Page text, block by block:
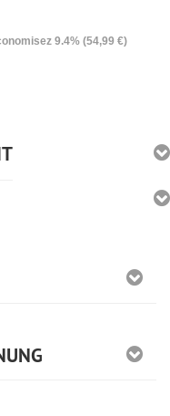
9.4% (54,99 €)